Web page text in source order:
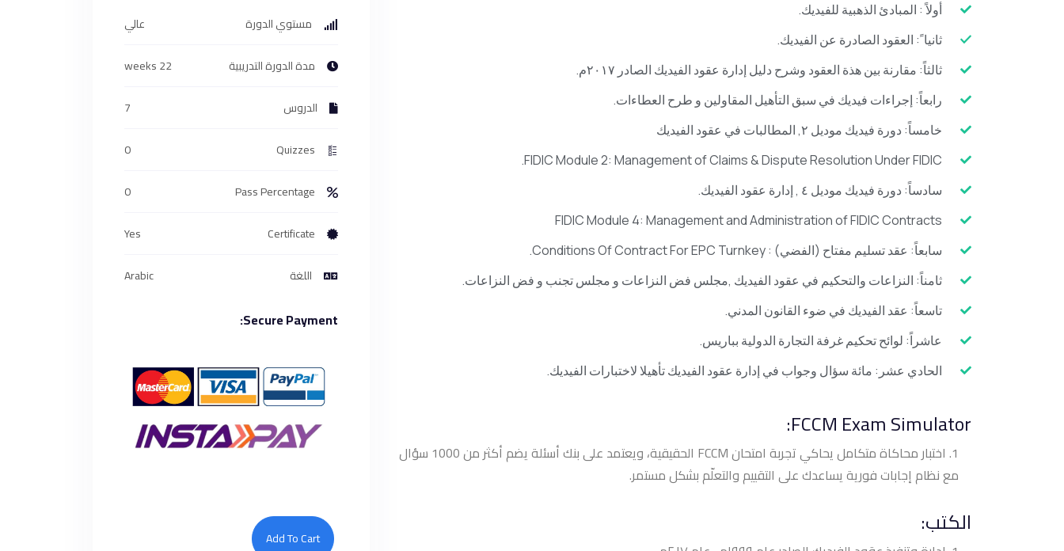
أولاً : المبادئ الذهبية للفيديك.
ثانيا ً: العقود الصادرة عن الفيديك.
ثالثاً: مقارنة بين هذة العقود وشرح دليل إدارة عقود الفيديك الصادر ٢٠١٧م.
رابعاً: إجراءات فيديك في سبق التأهيل المقاولين و طرح العطاءات.
خامساً: دورة فيديك موديل ٢, المطالبات في عقود الفيديك
FIDIC Module 2: Management of Claims & Dispute Resolution Under FIDIC.
سادساً: دورة فيديك موديل ٤ , إدارة عقود الفيديك.
FIDIC Module 4: Management and Administration of FIDIC Contracts
سابعاً: عقد تسليم مفتاح (الفضي) : Conditions Of Contract For EPC Turnkey.
ثامناً: النزاعات والتحكيم في عقود الفيديك ,مجلس فض النزاعات و مجلس تجنب و فض النزاعات.
تاسعاً: عقد الفيديك في ضوء القانون المدني.
عاشراً: لوائح تحكيم غرفة التجارة الدولية بباريس.
الحادي عشر: مائة سؤال وجواب في إدارة عقود الفيديك تأهيلا لاختبارات الفيديك.
FCCM Exam Simulator
:
اختبار محاكاة متكامل يحاكي تجربة امتحان FCCM الحقيقية، ويعتمد على بنك أسئلة يضم أكثر من 1000 سؤال
مع نظام إجابات فورية يساعدك على التقييم والتعلّم بشكل مستمر.
الكتب:
مستوي الدورة عالي
مدة الدورة التدريبية 22 weeks
الدروس 7
Quizzes
0
Pass Percentage
0
Certificate
Yes
اللغة Arabic
Secure Payment:
Add To Cart